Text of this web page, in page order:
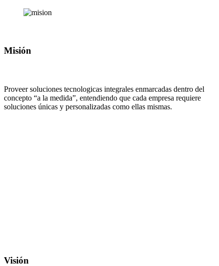
Misión
Proveer soluciones tecnologicas integrales enmarcadas dentro del
concepto “a la medida”, entendiendo que cada empresa requiere
soluciones únicas y personalizadas como ellas mismas.
Visión